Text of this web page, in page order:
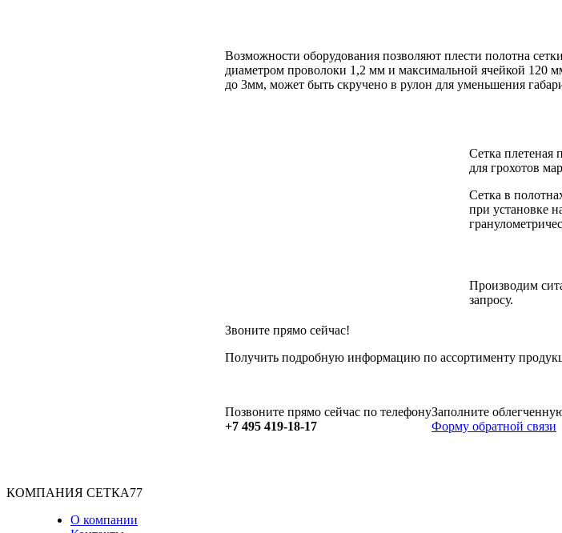
Возможности оборудования позволяют плести полотна
диаметром проволоки 1,2 мм и максимальной ячейкой 120
до 3мм, может быть скручено в рулон для уменьшения
Сетка плетеная
для грохотов
Сетка в
при установке
Производим
запросу.
Звоните прямо сейчас!
Получить подробную информацию по ассортименту
Позвоните прямо сейчас по телефону
+7 495 419-18-17
Заполните
Форму обратной связи
КОМПАНИЯ СЕТКА77
О компании